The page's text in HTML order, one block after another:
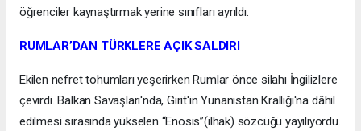
öğrenciler kaynaştırmak yerine sınıfları ayrıldı.
RUMLAR’DAN TÜRKLERE AÇIK SALDIRI
Ekilen nefret tohumları yeşerirken Rumlar önce silahı İngilizlere
çevirdi. Balkan Savaşları'nda, Girit'in Yunanistan Krallığı'na dâhil
edilmesi sırasında yükselen “Enosis”(ilhak) sözcüğü yayılıyordu.